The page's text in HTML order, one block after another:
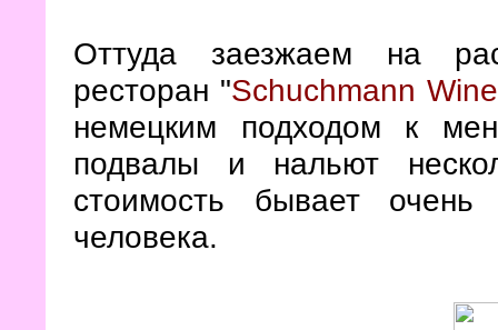
Оттуда заезжаем на
ресторан "Schuchmann
немецким подходом к
подвалы и нальют
стоимость бывает
человека.